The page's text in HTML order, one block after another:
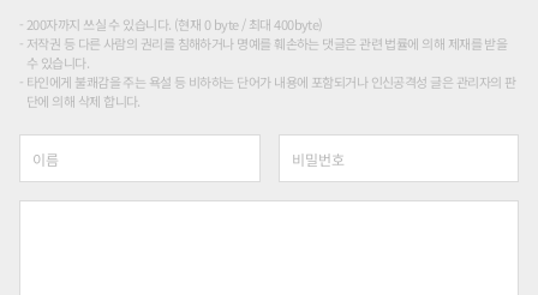
200자까지 쓰실 수 있습니다. (현재 0 byte / 최대 400byte)
저작권 등 다른 사람의 권리를 침해하거나 명예를 훼손하는 댓글은 관련 법률에 의해 제재를 받을
수 있습니다.
타인에게 불쾌감을 주는 욕설 등 비하하는 단어가 내용에 포함되거나 인신공격성 글은 관리자의 판
단에 의해 삭제 합니다.